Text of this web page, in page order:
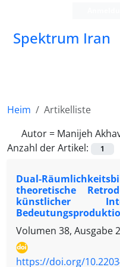
Spektrum Iran
Heim
Artikelliste
Autor = Manijeh
Anzahl der Artikel:
1
Dual-
theoretische
künstlicher
Volumen 38, Ausgabe
https://doi.org/